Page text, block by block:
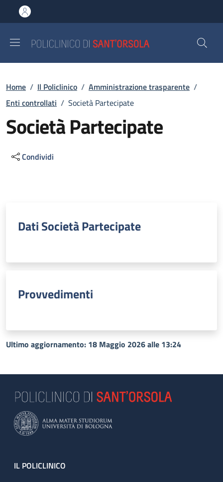
al contenuto principale
to footer content
Briciole di pane
Home / Il Policlinico / Amministrazione trasparente /
Enti controllati / Società Partecipate
Società Partecipate
Condividi
Dati Società Partecipate
Provvedimenti
Ultimo aggiornamento: 18 Maggio 2026 alle 13:24
Footer
IL POLICLINICO